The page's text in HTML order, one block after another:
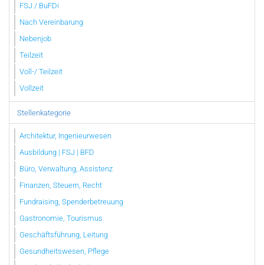
FSJ / BuFDi
Nach Vereinbarung
Nebenjob
Teilzeit
Voll-/ Teilzeit
Vollzeit
Stellenkategorie
Architektur, Ingenieurwesen
Ausbildung | FSJ | BFD
Büro, Verwaltung, Assistenz
Finanzen, Steuern, Recht
Fundraising, Spenderbetreuung
Gastronomie, Tourismus
Geschäftsführung, Leitung
Gesundheitswesen, Pflege